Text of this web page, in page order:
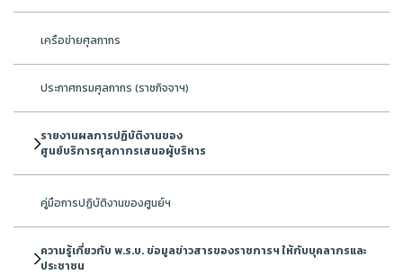
เครือข่ายศุลกากร
ประกาศกรมศุลกากร (ราชกิจจาฯ)
รายงานผลการปฏิบัติงานของ
ศูนย์บริการศุลกากรเสนอผู้บริหาร
คู่มือการปฏิบัติงานของศูนย์ฯ
ความรู้เกี่ยวกับ พ.ร.บ. ข่อมูลข่าวสารของราชการฯ ให้กับบุคลากรและ
ประชาชน